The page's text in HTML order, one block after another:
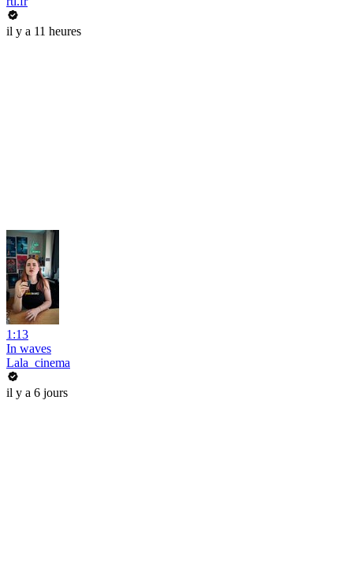
il y a 11 heures
1:13
In waves
Lala_cinema
il y a 6 jours